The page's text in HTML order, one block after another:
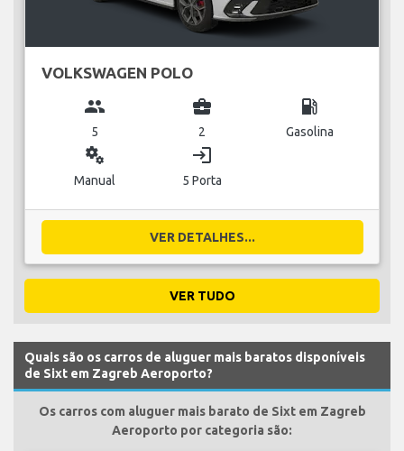
VOLKSWAGEN POLO
group
5
business_center
2
local_gas_station
Gasolina
miscellaneous_services
Manual
login
5 Porta
VER DETALHES...
VER TUDO
Quais são os carros de aluguer mais baratos disponíveis
de Sixt em Zagreb Aeroporto?
Os carros com aluguer mais barato de Sixt em Zagreb
Aeroporto por categoria são: